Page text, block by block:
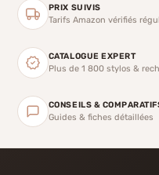
PRIX SUIVIS
Tarifs Amazon vérifiés
CATALOGUE EXPERT
Plus de 1 800 stylos &
CONSEILS &
Guides & fiches détaillées